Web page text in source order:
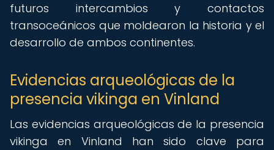
futuros intercambios y contactos
transoceánicos que moldearon la historia y el
desarrollo de ambos continentes.
Evidencias arqueológicas de la
presencia vikinga en Vinland
Las evidencias arqueológicas de la presencia
vikinga en Vinland han sido clave para